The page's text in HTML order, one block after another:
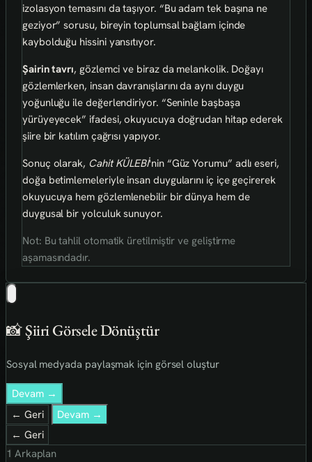
izolasyon temasını da taşıyor. “Bu adam tek başına ne
geziyor” sorusu, bireyin toplumsal bağlam içinde
kaybolduğu hissini yansıtıyor.
Şairin tavrı, gözlemci ve biraz da melankolik. Doğayı
gözlemlerken, insan davranışlarını da aynı duygu
yoğunluğu ile değerlendiriyor. “Seninle başbaşa
yürüyeyecek” ifadesi, okuyucuya doğrudan hitap ederek
şiire bir katılım çağrısı yapıyor.
Sonuç olarak, Cahit KÜLEBİ'nin “Güz Yorumu” adlı eseri,
doğa betimlemeleriyle insan duygularını iç içe geçirerek
okuyucuya hem gözlemlenebilir bir dünya hem de
duygusal bir yolculuk sunuyor.
Not: Bu tahlil otomatik üretilmiştir ve geliştirme
aşamasındadır.
📸 Şiiri Görsele Dönüştür
Sosyal medyada paylaşmak için görsel oluştur
Devam →
← Geri
Devam →
← Geri
1 Arkaplan